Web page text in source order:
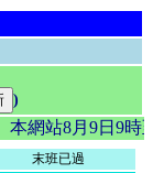
)
本網站8月9日9
末班已過